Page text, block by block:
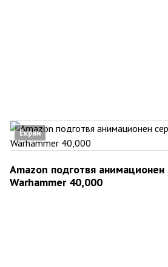
Екран
Amazon подготвя анимационен
Warhammer 40,000